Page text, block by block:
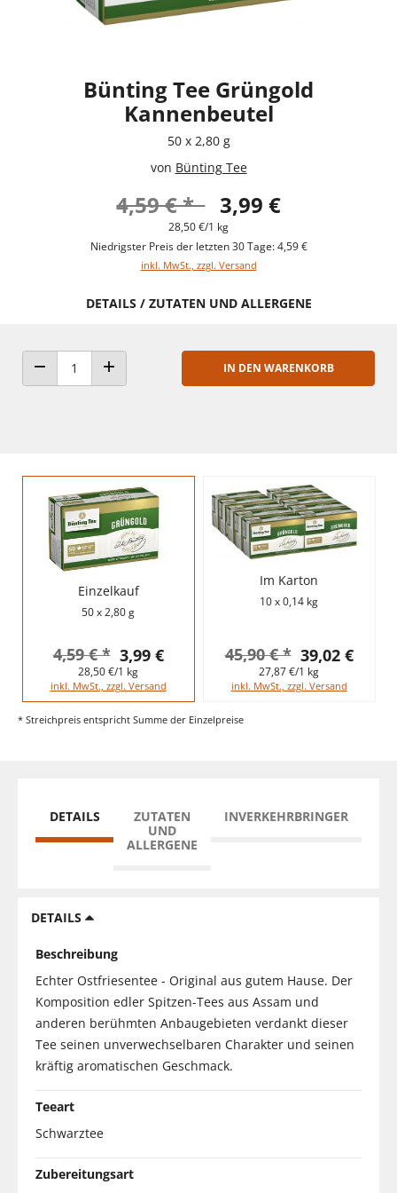
Bünting Tee Grüngold
Kannenbeutel
50 x 2,80 g
von Bünting Tee
4,59 € * 3,99 €
28,50 €/1 kg
Niedrigster Preis der letzten 30 Tage: 4,59 €
inkl. MwSt., zzgl. Versand
DETAILS / ZUTATEN UND ALLERGENE
ANZAHL VERRINGERNANZAHL ERHÖHEN
IN DEN WARENKORB
Einzelkauf
50 x 2,80 g
3,99 €
4,59 € *
28,50 €/1 kg
inkl. MwSt., zzgl. Versand
Im Karton
10 x 0,14 kg
39,02 €
45,90 € *
27,87 €/1 kg
inkl. MwSt., zzgl. Versand
* Streichpreis entspricht Summe der Einzelpreise
DETAILS
ZUTATEN
UND
ALLERGENE
INVERKEHRBRINGER
DETAILS
Beschreibung
Echter Ostfriesentee - Original aus gutem Hause. Der
Komposition edler Spitzen-Tees aus Assam und
anderen berühmten Anbaugebieten verdankt dieser
Tee seinen unverwechselbaren Charakter und seinen
kräftig aromatischen Geschmack.
Teeart
Schwarztee
Zubereitungsart